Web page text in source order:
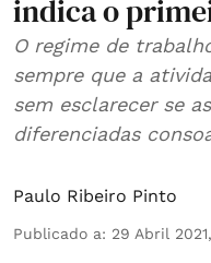
indica o
O regime de
sempre que a
sem esclarecer se
diferenciadas
Paulo Ribeiro Pinto
Publicado a: 29 Abril